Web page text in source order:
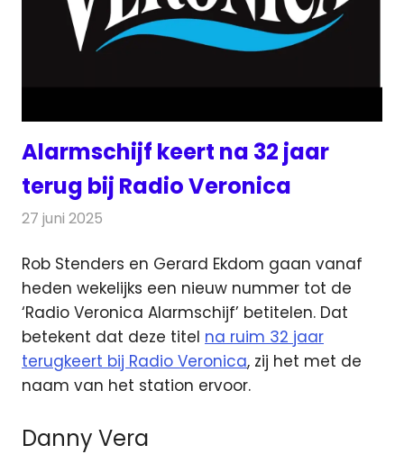
Alarmschijf keert na 32 jaar
terug bij Radio Veronica
27 juni 2025
Rob Stenders en Gerard Ekdom gaan vanaf
heden wekelijks een nieuw nummer tot de
‘Radio Veronica Alarmschijf’ betitelen. Dat
betekent dat deze titel na ruim 32 jaar
terugkeert bij Radio Veronica, zij het met de
naam van het station ervoor.
Danny Vera